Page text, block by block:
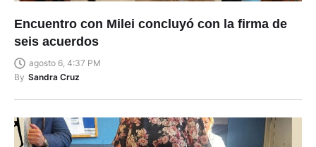
Encuentro con Milei concluyó con la firma de
seis acuerdos
agosto 6, 4:37 PM
By Sandra Cruz